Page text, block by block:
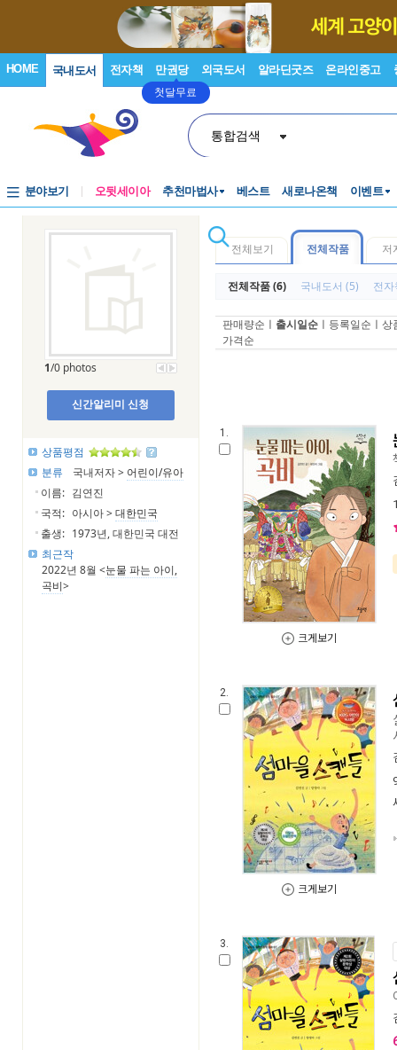
HOME 국내도서 전자책 만권당
첫달무료
외국도서 알라딘굿즈 온라인중고
통합검색
분야보기 오뒷세이아 추천마법사 베스트 새로나온책 이벤트
1/0 photos
신간알리미 신청
상품평점
분류
국내저자 > 어린이/유아
이름: 김연진
국적: 아시아 >대한민국
출생: 1973년, 대한민국 대전
최근작
2022년 8월 <눈물 파는 아이,
곡비>
전체보기 전체작품 저
전체작품 (6) 국내도서 (5) 전
판매량순 ㅣ 출시일순 ㅣ 등록일순 ㅣ 상
가격순
1.
크게보기
2.
크게보기
3.